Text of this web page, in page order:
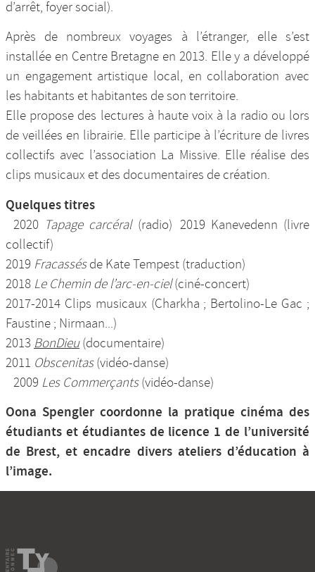
d’arrêt, foyer social).
Après de nombreux voyages à l’étranger, elle s’est
installée en Centre Bretagne en 2013. Elle y a développé
un engagement artistique local, en collaboration avec
les habitants et habitantes de son territoire.
Elle propose des lectures à haute voix à la radio ou lors
de veillées en librairie. Elle participe à l’écriture de livres
collectifs avec l’association La Missive. Elle réalise des
clips musicaux et des documentaires de création.
Quelques titres
2020 Tapage carcéral(radio) 2019 Kanevedenn (livre
collectif)
2019 Fracassésde Kate Tempest (traduction)
2018 Le Chemin de l’arc-en-ciel(ciné-concert)
2017-2014 Clips musicaux (Charkha ; Bertolino-Le Gac ;
Faustine ; Nirmaan...)
2013 BonDieu(documentaire)
2011 Obscenitas(vidéo-danse)
2009 Les Commerçants(vidéo-danse)
Oona Spengler coordonne la pratique cinéma des
étudiants et étudiantes de licence 1 de l’université
de Brest, et encadre divers ateliers d’éducation à
l’image.